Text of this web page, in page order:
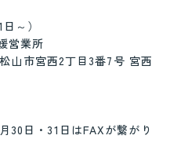
～）
営業所
山市宮西2丁目3番7号 宮西
30日・31日はFAXが繋がり